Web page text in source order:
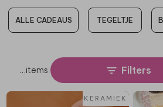
ALLE CADEAUS TEGELTJE
…items Filters
KERAMIEK